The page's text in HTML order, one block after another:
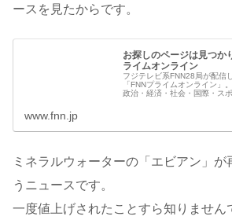
ースを見たからです。
お探しのページは見つか
ライムオンライン
フジテレビ系FNN28局が配信
「FNNプライムオンライン」
政治・経済・社会・国際・ス
www.fnn.jp
ミネラルウォーターの「エビアン」が
うニュースです。
一度値上げされたことすら知りません